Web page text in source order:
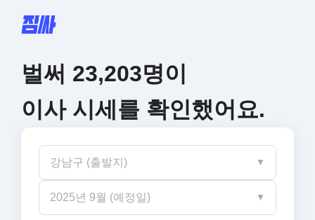
벌써 23,203명이
이사 시세를 확인했어요.
강남구 (출발지) ▼
2025년 9월 (예정일) ▼